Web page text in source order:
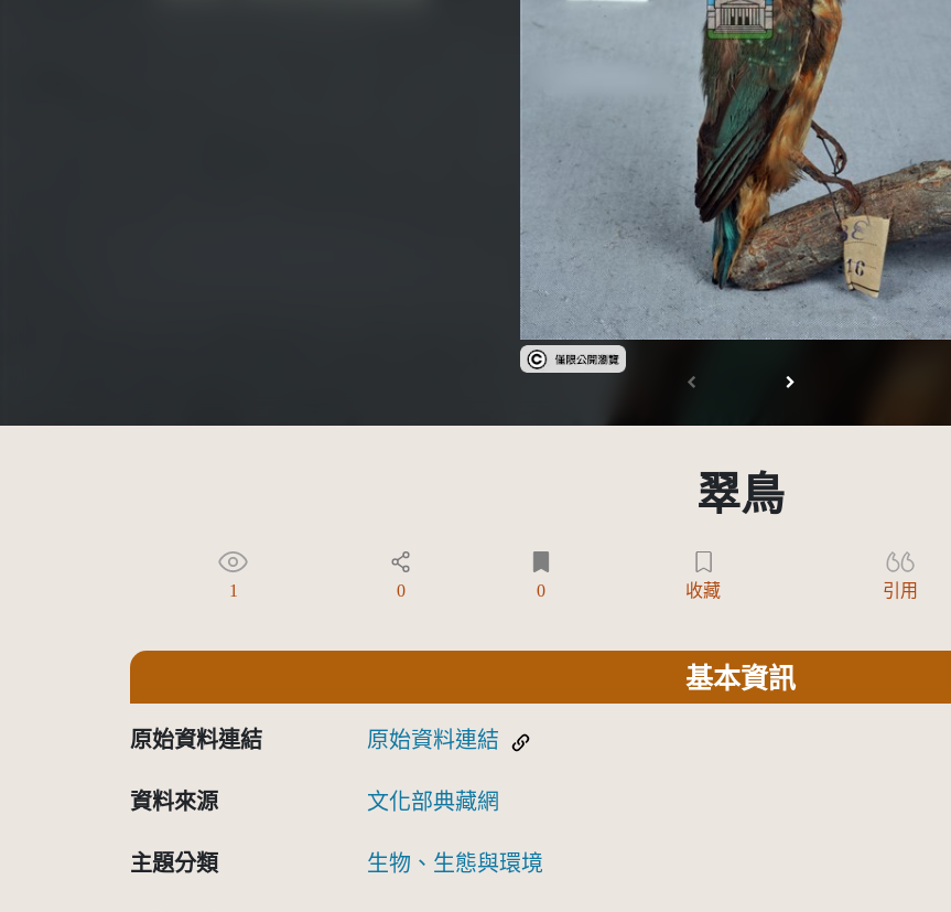
受著作權法保護-僅限於本平台有限度公開瀏覽
翠鳥
1 0 0 收藏 引用
基本資訊
原始資料連結 原始資料連結
資料來源 文化部典藏網
主題分類 生物、生態與環境